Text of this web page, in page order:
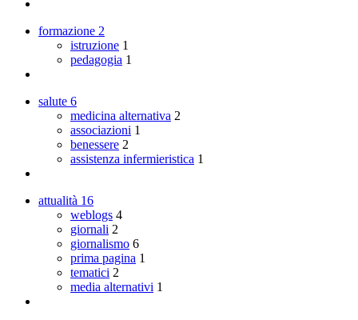
formazione 2
istruzione 1
pedagogia 1
salute 6
medicina alternativa 2
associazioni 1
benessere 2
assistenza infermieristica 1
attualità 16
weblogs 4
giornali 2
giornalismo 6
prima pagina 1
tematici 2
media alternativi 1